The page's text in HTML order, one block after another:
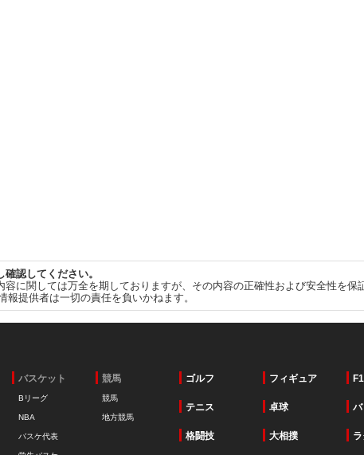
認してください。
に関しては万全を期しておりますが、その内容の正確性および安全性を
提供者は一切の責任を負いかねます。
バスケット
Bリーグ
NBA
バスケ代表
競馬
競馬
地方競馬
ゴルフ フィギュア F1
テニス 卓球
格闘技 大相撲